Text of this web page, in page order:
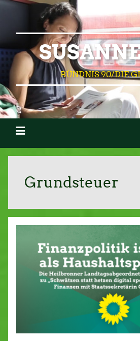
BÜNDNIS 90/DIE
Grundsteuer